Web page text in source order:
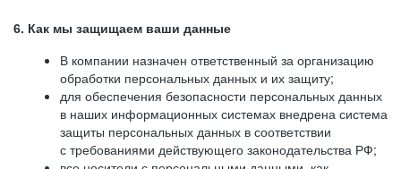
6. Как мы защищаем ваши данные
В компании назначен ответственный за организацию
обработки персональных данных и их защиту;
для обеспечения безопасности персональных данных
в наших информационных системах внедрена система
защиты персональных данных в соответствии
с требованиями действующего законодательства РФ;